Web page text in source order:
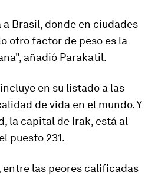
Brasil, donde en ciudades
otro factor de peso es la
añadió Parakatil.
en su listado a las
de vida en el mundo. Y
la capital de Irak, está al
puesto 231.
entre las peores calificadas